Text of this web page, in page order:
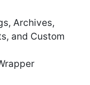
Archives,
and Custom